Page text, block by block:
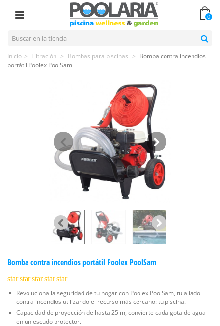
0
Inicio > Filtración > Bombas para piscinas > Bomba contra incendios
portátil Poolex PoolSam
Bomba contra incendios portátil Poolex PoolSam
starstarstarstarstar
Revoluciona la seguridad de tu hogar con Poolex PoolSam, tu aliado
contra incendios utilizando el recurso más cercano: tu piscina.
Capacidad de proyección de hasta 25 m, convierte cada gota de agua
en un escudo protector.